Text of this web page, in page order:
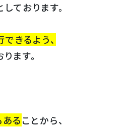
ております。
きるよう、
ます。
ることから、